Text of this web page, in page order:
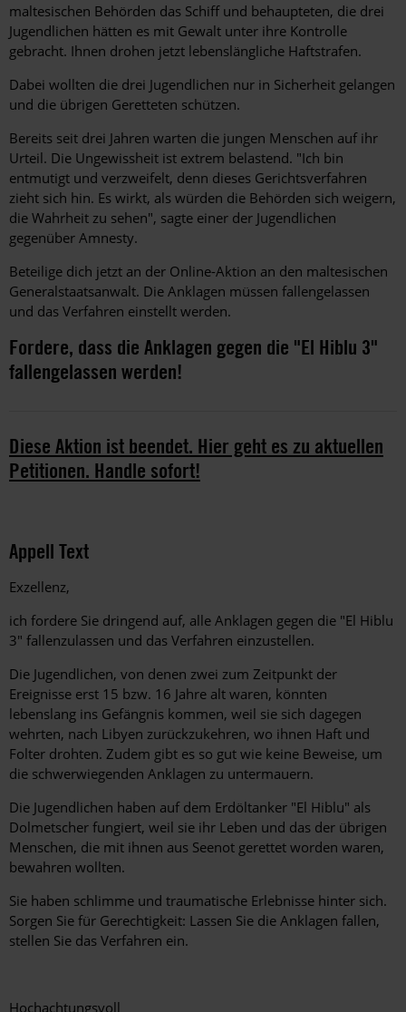
maltesischen Behörden das Schiff und behaupteten, die drei
Jugendlichen hätten es mit Gewalt unter ihre Kontrolle
gebracht. Ihnen drohen jetzt lebenslängliche Haftstrafen.
Dabei wollten die drei Jugendlichen nur in Sicherheit gelangen
und die übrigen Geretteten schützen.
Bereits seit drei Jahren warten die jungen Menschen auf ihr
Urteil. Die Ungewissheit ist extrem belastend. "Ich bin
entmutigt und verzweifelt, denn dieses Gerichtsverfahren
zieht sich hin. Es wirkt, als würden die Behörden sich weigern,
die Wahrheit zu sehen", sagte einer der Jugendlichen
gegenüber Amnesty.
Beteilige dich jetzt an der Online-Aktion an den maltesischen
Generalstaatsanwalt. Die Anklagen müssen fallengelassen
und das Verfahren einstellt werden.
Fordere, dass die Anklagen gegen die "El Hiblu 3"
fallengelassen werden!
Diese Aktion ist beendet. Hier geht es zu aktuellen
Petitionen. Handle sofort!
Appell Text
Exzellenz,
ich fordere Sie dringend auf, alle Anklagen gegen die "El Hiblu
3" fallenzulassen und das Verfahren einzustellen.
Die Jugendlichen, von denen zwei zum Zeitpunkt der
Ereignisse erst 15 bzw. 16 Jahre alt waren, könnten
lebenslang ins Gefängnis kommen, weil sie sich dagegen
wehrten, nach Libyen zurückzukehren, wo ihnen Haft und
Folter drohten. Zudem gibt es so gut wie keine Beweise, um
die schwerwiegenden Anklagen zu untermauern.
Die Jugendlichen haben auf dem Erdöltanker "El Hiblu" als
Dolmetscher fungiert, weil sie ihr Leben und das der übrigen
Menschen, die mit ihnen aus Seenot gerettet worden waren,
bewahren wollten.
Sie haben schlimme und traumatische Erlebnisse hinter sich.
Sorgen Sie für Gerechtigkeit: Lassen Sie die Anklagen fallen,
stellen Sie das Verfahren ein.
Hochachtungsvoll